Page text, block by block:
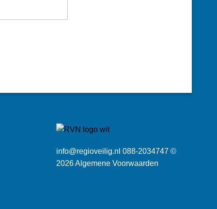
info@regioveilig.nl 088-2034747 ©
2026Algemene Voorwaarden